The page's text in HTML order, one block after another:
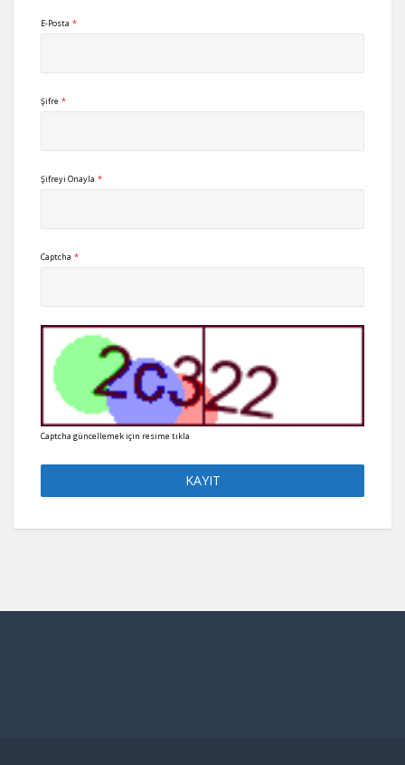
E-Posta *
Şifre *
Şifreyi Onayla *
Captcha *
Captcha güncellemek için resime tıkla